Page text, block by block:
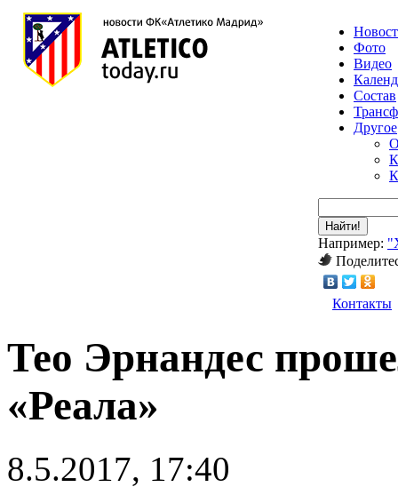
Фото
Видео
Состав
Другое
Найти!
Например:
Контакты
Тео Эрнандес
«Реала»
8.5.2017, 17:40